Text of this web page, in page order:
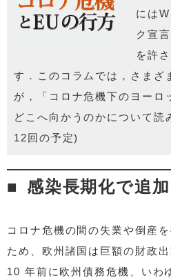
には
ク宣
を許
す．このコラムでは， さまざ
が，「コロナ危機下のヨーロ
どこへ向かうのかについて読
12回の予定)
感染長期化で追
コロナ危機の間の失業や倒産
ため、欧州諸国は巨額の財政
10 年前に欧州債務危機、いわ